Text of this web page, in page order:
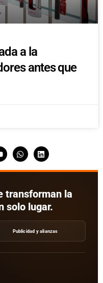
a la
antes que
transforman la
solo lugar.
Publicidad y alianzas